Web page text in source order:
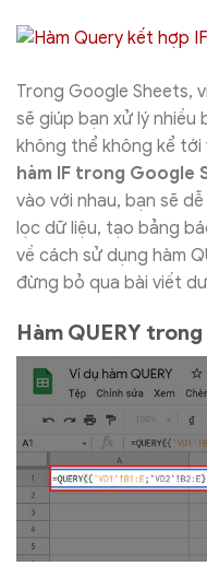
Trong Google Sheets,
sẽ giúp bạn xử lý
không thể không kể tới
hàm IF trong Google
vào với nhau, bạn sẽ
lọc dữ liệu, tạo bảng
về cách sử dụng hàm
đừng bỏ qua bài viết
Hàm QUERY